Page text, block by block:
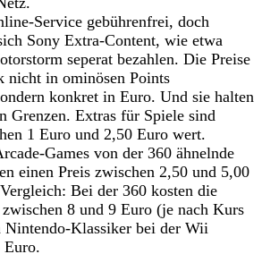
Service gebührenfrei, doch
Sony Extra-Content, wie etwa
seperat bezahlen. Die Preise
nicht in ominösen Points
konkret in Euro. Und sie halten
Grenzen. Extras für Spiele sind
1 Euro und 2,50 Euro wert.
Games von der 360 ähnelnde
einen Preis zwischen 2,50 und 5,00
Bei der 360 kosten die
8 und 9 Euro (je nach Kurs
Nintendo-Klassiker bei der Wii
Euro.